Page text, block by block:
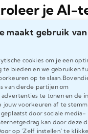
maakt gebruik van
cookies om je een
te bieden en we gebruiken
op te
van derde partijen om
te tonen en de
jouw voorkeuren af te
door sociale media-
kan door deze
op 'Zelf instellen' te
je AI-
tools of
of Ephorus om te
je tekst overeenkomt
Wil je zeker
is? Herschrijf de
voeg bronnen